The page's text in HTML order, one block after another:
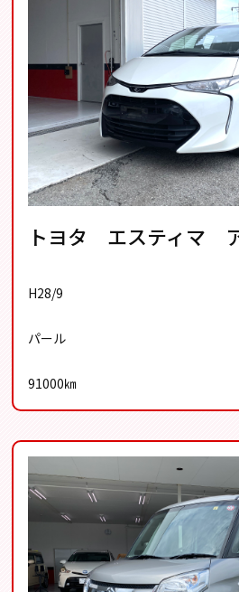
トヨタ エスティマ
H28/9
パール
91000㎞